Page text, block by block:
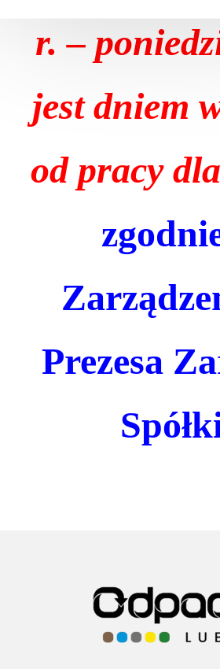
r. –
jest dniem
od pracy
Prezesa
w celu wykonania umowy lub
Państwa żądanie przed zawarciem
w celu wykonania zadań
realizowanych, takich jak zbiorowe
odbieranie odpadów komunalnych
nieruchomości;
w celu sprawowania przez nas
odpadami komunalnymi;
w celu zapewnienia
właściwej organizacji pracy oraz
realizowanych przez
prowadzony jest min. monitoring
monitoring wizyjny, obejmujący
obrazu;
rekrutacji pracowników, realizacji
edukacyjnych prowadzonych przez
przetwarzanie jest niezbędne do
obowiązku prawnego ciążącego na
Kto jest Administratorem Państwa danych